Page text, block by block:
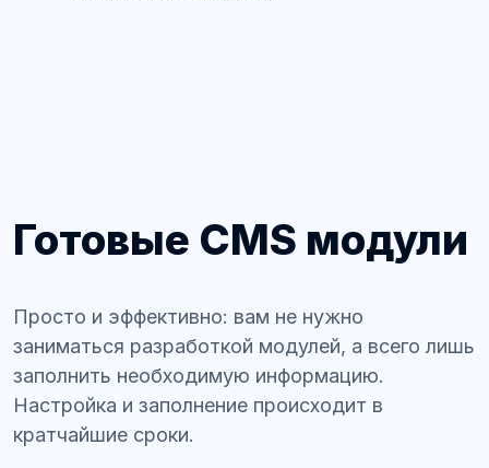
Готовые CMS модули
Просто и эффективно: вам не нужно
заниматься разработкой модулей, а всего лишь
заполнить необходимую информацию.
Настройка и заполнение происходит в
кратчайшие сроки.